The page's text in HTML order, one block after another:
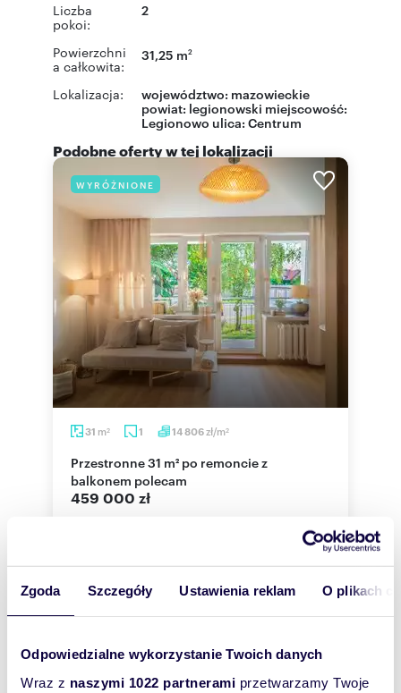
Zgoda Szczegóły Ustawienia reklam O plikach
Odpowiedzialne wykorzystanie Twoich danych
Wraz z naszymi 1022 partnerami przetwarzamy Twoje
Liczba
pokoi:
2
Powierzchni
a całkowita:
31,25 m2
Lokalizacja: województwo: mazowieckie
powiat: legionowski miejscowość:
Legionowo ulica: Centrum
Podobne oferty w tej lokalizacji
WYRÓŻNIONE
31 m2 1 14 806zł/m2
Przestronne 31 m² po remoncie z
balkonem polecam
459 000 zł
zadbanego mieszkania, w którym możesz
zamieszkać bez...
WYRÓŻNIONE